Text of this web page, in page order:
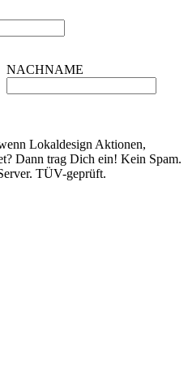
NACHNAME
Lokaldesign Aktionen,
Dann trag Dich ein! Kein Spam.
TÜV-geprüft.